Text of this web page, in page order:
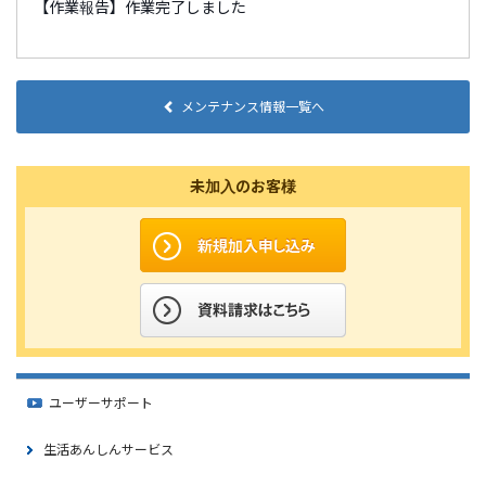
【作業報告】作業完了しました
メンテナンス情報一覧へ
未加入のお客様
ユーザーサポート
生活あんしんサービス